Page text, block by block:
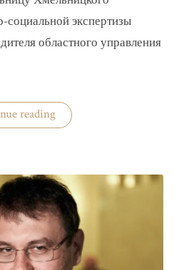
социальной экспертизы
областного управления
reading«В
Хмельницком
сын
зарабатывали
на
уклонистах»